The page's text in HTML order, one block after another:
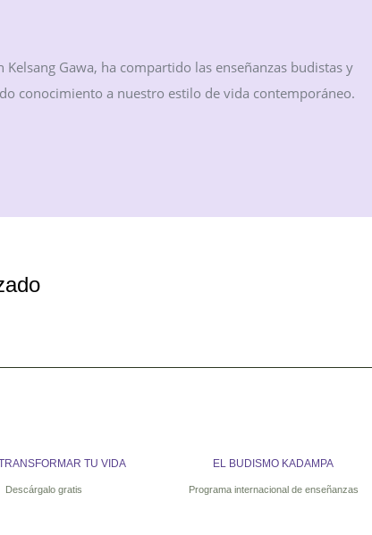
Gawa, ha compartido las enseñanzas budistas y
conocimiento a nuestro estilo de vida contemporáneo.
TU VIDA
Descárgalo gratis
EL BUDISMO KADAMPA
Programa internacional de enseñanzas